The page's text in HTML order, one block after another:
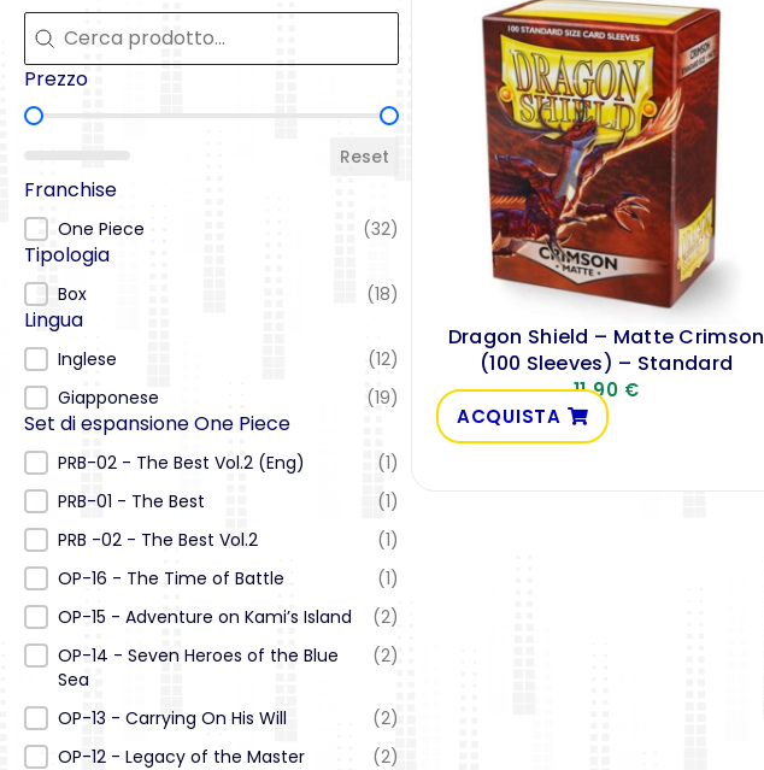
Cerca
Cerca
Prezzo
Prezzo
Reset
Franchise
Franchise
One Piece (32)
Tipologia
Tipologia
Box (18)
Lingua
LinguaInglese
(12)
Giapponese
(19)
Set di espansione One Piece
Set di espansione One Piece
PRB-02 - The Best Vol.2 (Eng)
(1)
PRB-01 - The Best
(1)
PRB -02 - The Best Vol.2
(1)
OP-16 - The Time of Battle
(1)
OP-15 - Adventure on Kami’s Island
(2)
OP-14 - Seven Heroes of the Blue
Sea
(2)
OP-13 - Carrying On His Will
(2)
OP-12 - Legacy of the Master
(2)
Dragon Shield – Matte Crimson
(100 Sleeves) – Standard
11,90 €
ACQUISTA